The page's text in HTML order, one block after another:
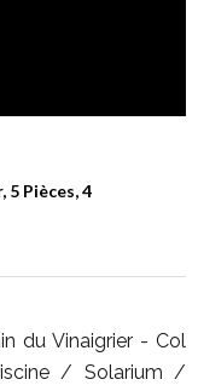
Pièces, 4
du Vinaigrier - Col
/ Solarium /